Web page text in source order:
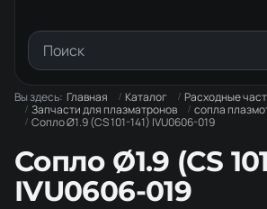
Вы здесь: Главная Каталог
Расходные
Запчасти для плазматронов
сопла
Сопло Ø1.9 (CS 101-141) IVU0606-019
Сопло Ø1.9 (CS
IVU0606-019